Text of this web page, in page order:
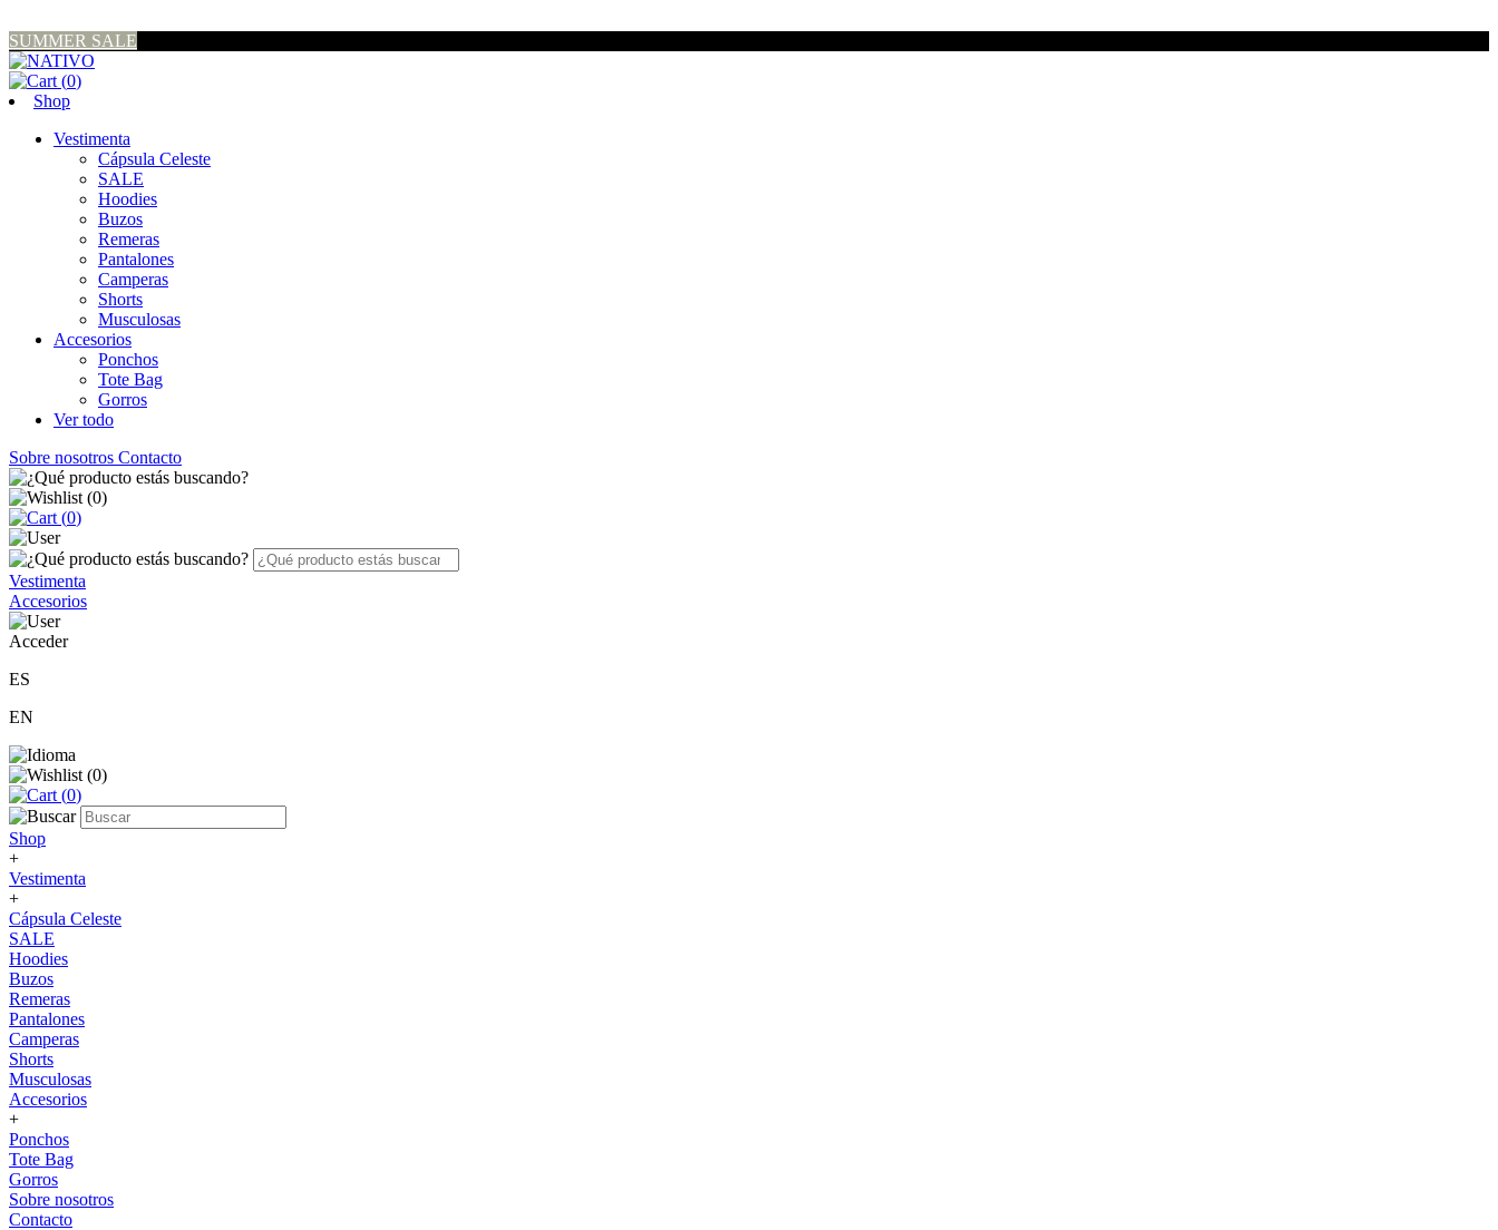
SUMMER SALE
(0)
Shop
Vestimenta
Cápsula Celeste
SALE
Hoodies
Buzos
Remeras
Pantalones
Camperas
Shorts
Musculosas
Accesorios
Ponchos
Tote Bag
Gorros
Ver todo
Sobre nosotros Contacto
(0)
(0)
Vestimenta
Accesorios
Acceder
ES
EN
(0)
(0)
Shop
+
Vestimenta
+
Cápsula Celeste
SALE
Hoodies
Buzos
Remeras
Pantalones
Camperas
Shorts
Musculosas
Accesorios
+
Ponchos
Tote Bag
Gorros
Sobre nosotros
Contacto